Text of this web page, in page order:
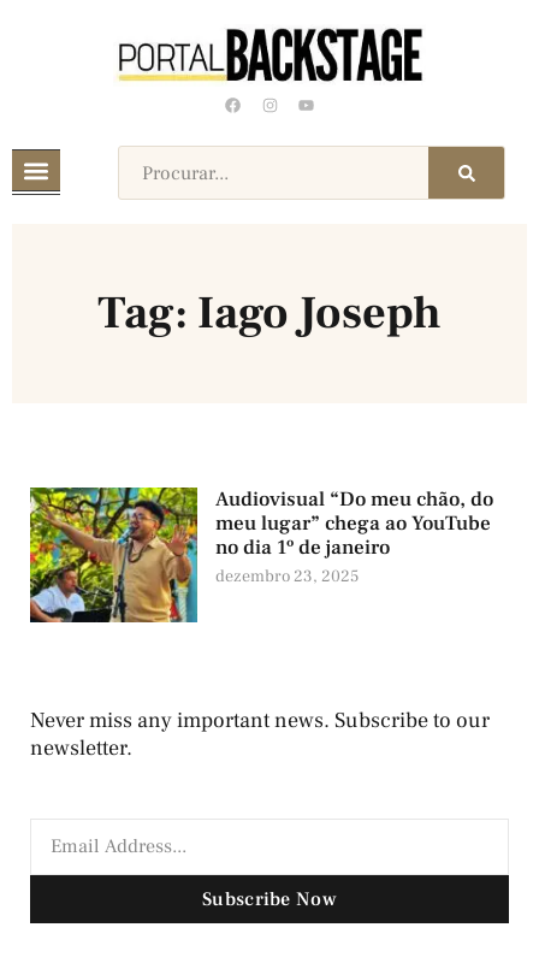
Tag: Iago Joseph
Audiovisual “Do meu chão, do
meu lugar” chega ao YouTube
no dia 1º de janeiro
dezembro 23, 2025
Never miss any important news. Subscribe to our
newsletter.
Subscribe Now